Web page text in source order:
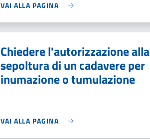
VAI ALLA PAGINA
Chiedere l'autorizzazione alla
sepoltura di un cadavere per
inumazione o tumulazione
VAI ALLA PAGINA